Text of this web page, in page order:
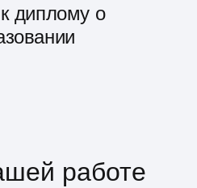
диплому о
работе